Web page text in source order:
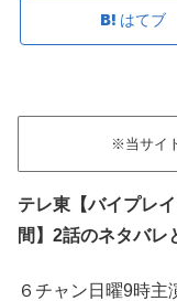
はてブ
※当サイ
テレ東【バイプレ
間】2話のネタバレ
６チャン日曜9時主